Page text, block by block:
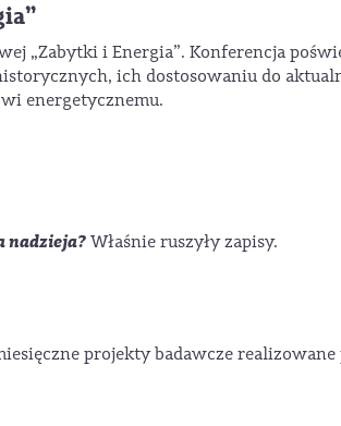
„Zabytki i Energia”. Konferencja
ich dostosowaniu do
energetycznemu.
nadzieja? Właśnie ruszyły zapisy.
projekty badawcze realizowane